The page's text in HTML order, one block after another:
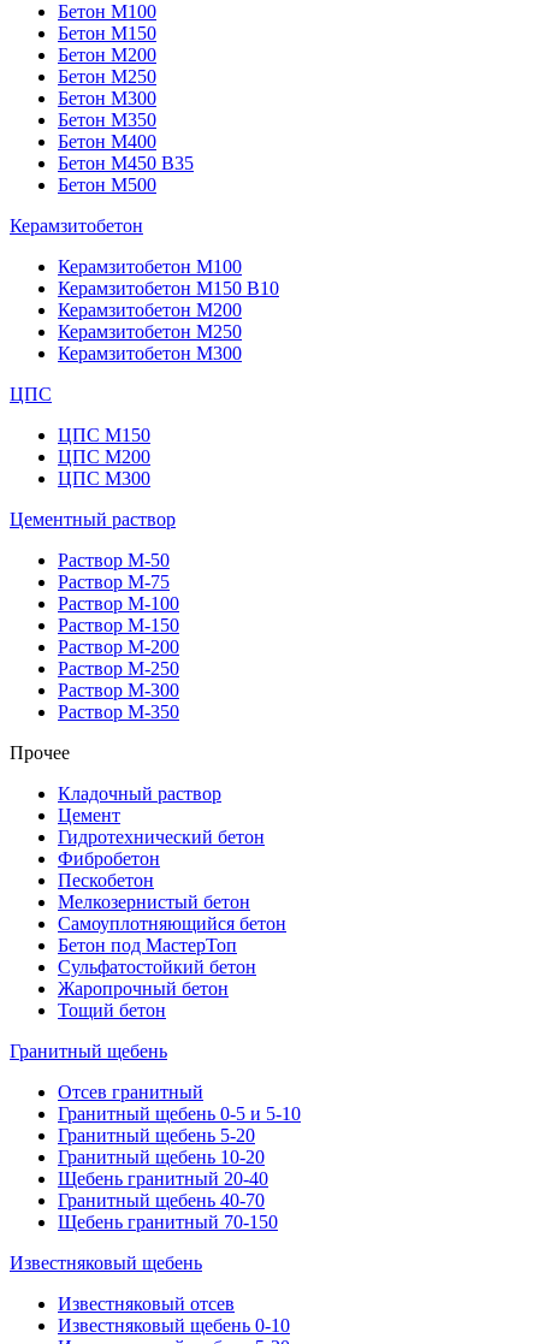
Бетон М100
Бетон М150
Бетон М200
Бетон М250
Бетон М300
Бетон М350
Бетон М400
Бетон М450 В35
Бетон М500
Керамзитобетон
Керамзитобетон М100
Керамзитобетон М150 В10
Керамзитобетон М200
Керамзитобетон М250
Керамзитобетон М300
ЦПС
ЦПС М150
ЦПС М200
ЦПС М300
Цементный раствор
Раствор М-50
Раствор М-75
Раствор М-100
Раствор М-150
Раствор М-200
Раствор М-250
Раствор М-300
Раствор М-350
Прочее
Кладочный раствор
Цемент
Гидротехнический бетон
Фибробетон
Пескобетон
Мелкозернистый бетон
Самоуплотняющийся бетон
Бетон под МастерТоп
Сульфатостойкий бетон
Жаропрочный бетон
Тощий бетон
Гранитный щебень
Отсев гранитный
Гранитный щебень 0-5 и 5-10
Гранитный щебень 5-20
Гранитный щебень 10-20
Щебень гранитный 20-40
Гранитный щебень 40-70
Щебень гранитный 70-150
Известняковый щебень
Известняковый отсев
Известняковый щебень 0-10